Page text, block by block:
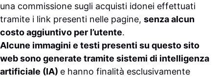
una commissione sugli acquisti idonei effettuati
tramite i link presenti nelle pagine, senza alcun
costo aggiuntivo per l’utente.
Alcune immagini e testi presenti su questo sito
web sono generate tramite sistemi di intelligenza
artificiale (IA) e hanno finalità esclusivamente